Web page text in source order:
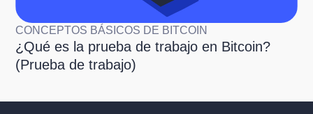
CONCEPTOS BÁSICOS DE BITCOIN
¿Qué es la prueba de trabajo en Bitcoin?
(Prueba de trabajo)